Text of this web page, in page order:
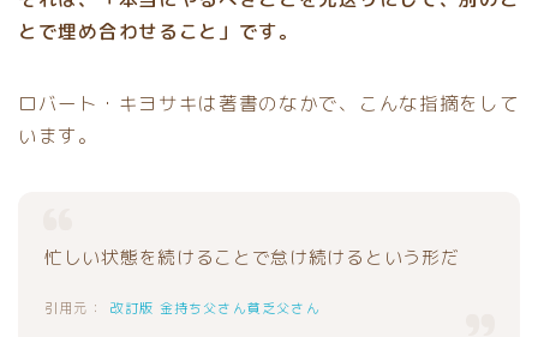
とで埋め合わせること」です。
ロバート・キヨサキは著書のなかで、こんな指摘をして
います。
忙しい状態を続けることで怠け続けるという形だ
改訂版 金持ち父さん貧乏父さん